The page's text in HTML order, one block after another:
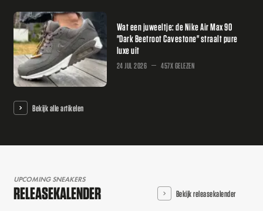
Wat een juweeltje: de Nike Air Max 90
"Dark Beetroot Cavestone" straalt pure
luxe uit
24 JUL 2026 457X GELEZEN
Bekijk alle artikelen
UPCOMING SNEAKERS
RELEASEKALENDER Bekijk releasekalender